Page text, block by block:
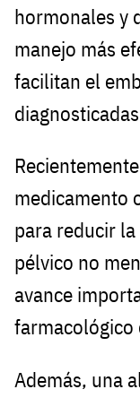
hormonales y
manejo más
facilitan el
medicamento
para reducir
pélvico no
avance
farmacológico
Además, una